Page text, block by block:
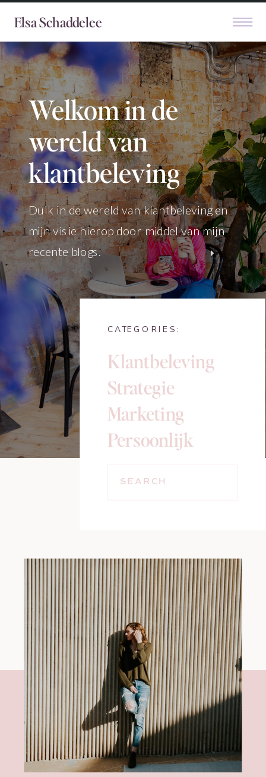
Elsa Schaddelee
Welkom in de
wereld van
klantbeleving
Duik in de wereld van klantbeleving en
mijn visie hierop door middel van mijn
recente blogs.
Marketing
Strategie
CATEGORIES:
Klantbeleving
Persoonlijk
SEARCH